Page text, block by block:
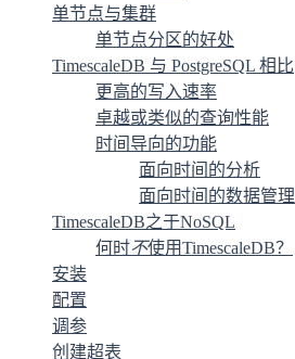
单节点与集群
单节点分区的好处
TimescaleDB 与 PostgreSQL 相比
更高的写入速率
卓越或类似的查询性能
时间导向的功能
面向时间的分析
面向时间的数据管理
TimescaleDB之于NoSQL
何时不使用TimescaleDB？
安装
配置
调参
创建超表